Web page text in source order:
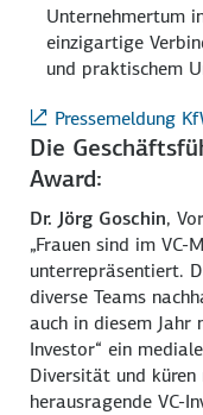
Unternehmertum
einzigartige
und praktischem
Pressemeldung
Die
Award:
Dr. Jörg Goschin,
„Frauen sind im
unterrepräsentiert.
diverse Teams
auch in diesem Jahr
Investor“ ein
Diversität und
herausragende VC-